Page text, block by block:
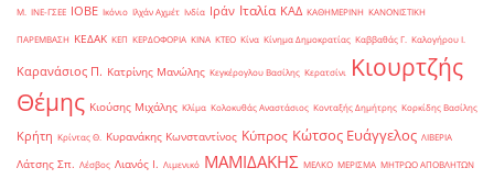
Μ. ΙΝΕ-ΓΣΕΕ ΙΟΒΕ Ικόνιο Ιλχάν Αχμέτ Ινδία Ιράν Ιταλία ΚΑΔ ΚΑΘΗΜΕΡΙΝΗ ΚΑΝΟΝΙΣΤΙΚΗ
ΠΑΡΕΜΒΑΣΗ ΚΕΔΑΚ ΚΕΠ ΚΕΡΔΟΦΟΡΙΑ ΚΙΝΑ ΚΤΕΟ Κίνα Κίνημα Δημοκρατίας Καββαθάς Γ. Καλογήρου Ι.
Καρανάσιος Π. Κατρίνης Μανώλης Κεγκέρογλου Βασίλης Κερατσίνι
Κιουρτζής
Θέμης Κιούσης Μιχάλης Κλίμα Κολοκυθάς Αναστάσιος Κονταξής Δημήτρης Κορκίδης Βασίλης
Κρήτη Κρίντας Θ. Κυρανάκης Κωνσταντίνος Κύπρος Κώτσος Ευάγγελος ΛΙΒΕΡΙΑ
Λάτσης Σπ. Λέσβος Λιανός Ι. Λιμενικό ΜΑΜΙΔΑΚΗΣ ΜΕΛΚΟ ΜΕΡΙΣΜΑ ΜΗΤΡΩΟ ΑΠΟΒΛΗΤΩΝ